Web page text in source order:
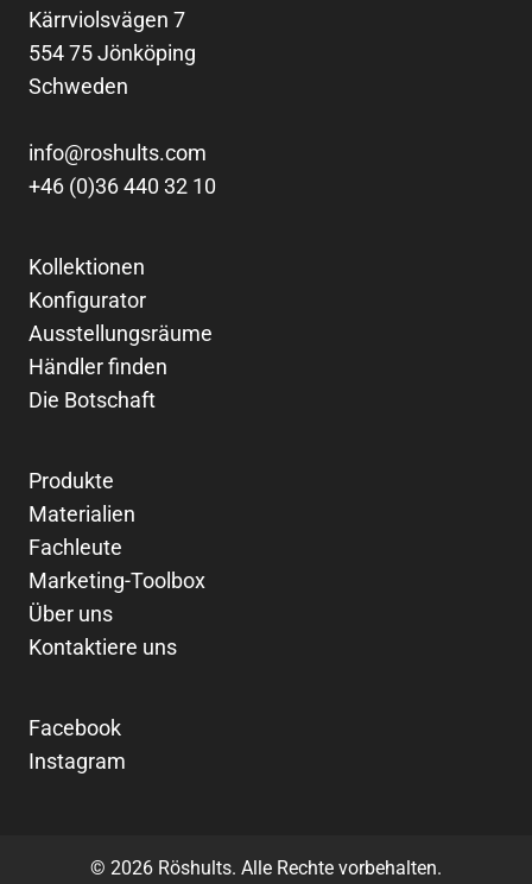
Kärrviolsvägen 7
554 75 Jönköping
Schweden
info@roshults.com
+46 (0)36 440 32 10
Kollektionen
Konfigurator
Ausstellungsräume
Händler finden
Die Botschaft
Produkte
Materialien
Fachleute
Marketing-Toolbox
Über uns
Kontaktiere uns
Facebook
Instagram
© 2026 Röshults. Alle Rechte vorbehalten.